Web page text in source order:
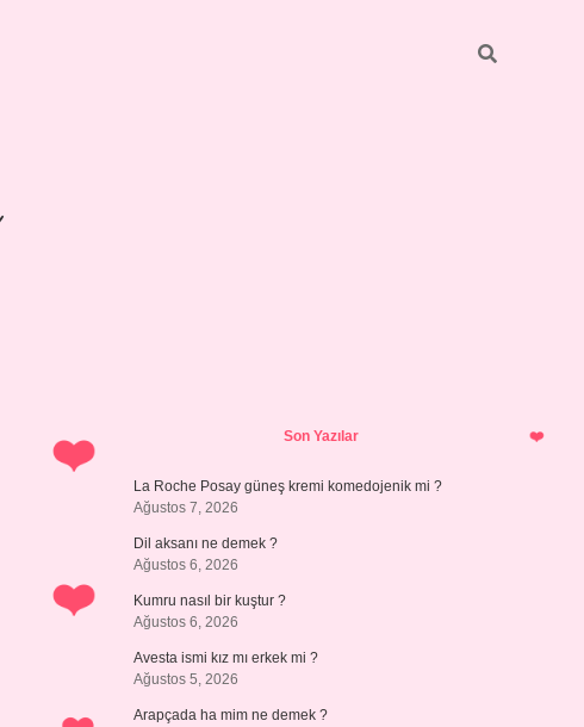
SidebarSon Yazılar
La Roche Posay güneş kremi komedojenik mi ?
Ağustos 7, 2026
Dil aksanı ne demek ?
Ağustos 6, 2026
Kumru nasıl bir kuştur ?
Ağustos 6, 2026
Avesta ismi kız mı erkek mi ?
Ağustos 5, 2026
Arapçada ha mim ne demek ?